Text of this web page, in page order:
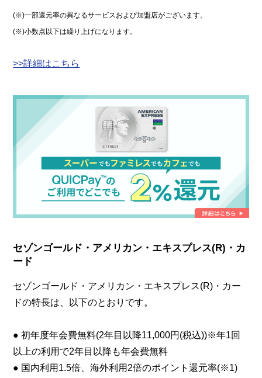
(※)一部還元率の異なるサービスおよび加盟店がございます。
(※)小数点以下は繰り上げになります。
>>詳細はこちら
セゾンゴールド・アメリカン・エキスプレス(R)・カ
ード
セゾンゴールド・アメリカン・エキスプレス(R)・カー
ドの特長は、以下のとおりです。
● 初年度年会費無料(2年目以降11,000円(税込))※年1回
以上の利用で2年目以降も年会費無料
● 国内利用1.5倍、海外利用2倍のポイント還元率(※1)